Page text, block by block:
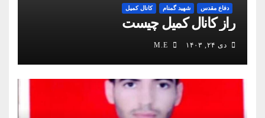
دفاع مقدس شهید گمنام کانال کمیل
راز کانال کمیل چیست
دی ۲۴, ۱۴۰۳